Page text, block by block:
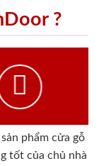
?
phẩm cửa gỗ
tốt của chủ nhà